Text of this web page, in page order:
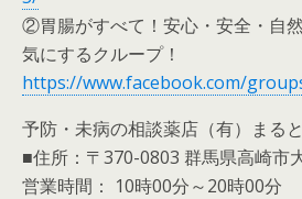
②胃腸がすべて！安心・安全・自
気にするクループ！
https://www.facebook.com/
予防・未病の相談薬店（有）まる
■住所：〒370-0803 群馬県高崎市
営業時間： 10時00分～20時00分